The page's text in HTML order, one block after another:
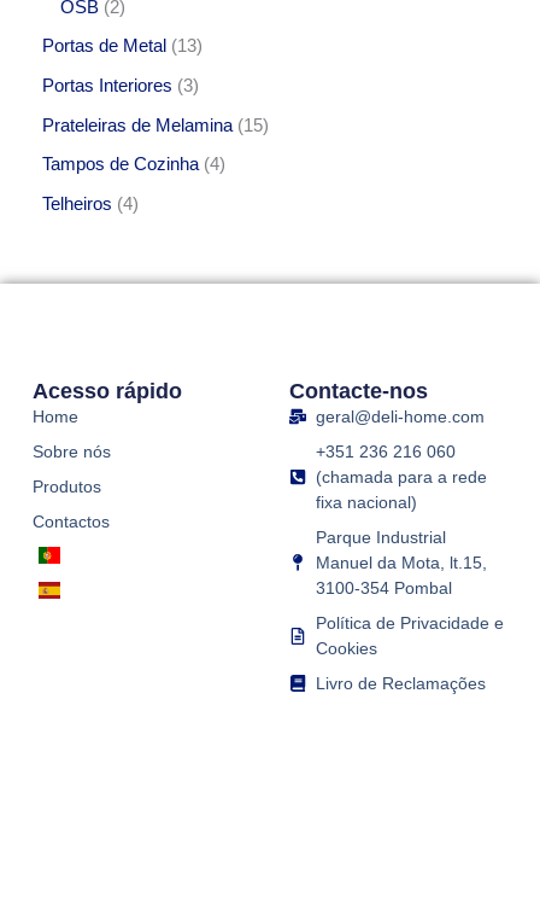
OSB 2
Portas de Metal 13
Portas Interiores 3
Prateleiras de Melamina 15
Tampos de Cozinha 4
Telheiros 4
Acesso rápido
Home
Sobre nós
Produtos
Contactos
Contacte-nos
geral@deli-home.com
+351 236 216 060
(chamada para a rede
fixa nacional)
Parque Industrial
Manuel da Mota, lt.15,
3100-354 Pombal
Política de Privacidade e
Cookies
Livro de Reclamações